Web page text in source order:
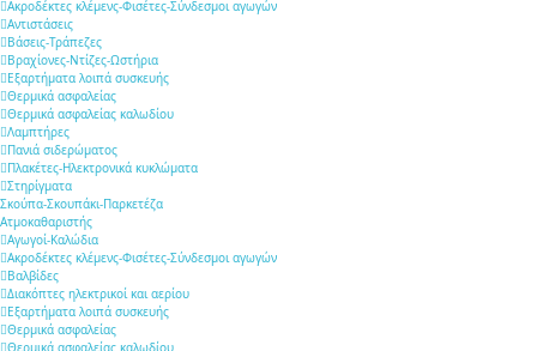
Ακροδέκτες κλέμενς-Φισέτες-Σύνδεσμοι αγωγών
Αντιστάσεις
Βάσεις-Τράπεζες
Βραχίονες-Ντίζες-Ωστήρια
Εξαρτήματα λοιπά συσκευής
Θερμικά ασφαλείας
Θερμικά ασφαλείας καλωδίου
Λαμπτήρες
Πανιά σιδερώματος
Πλακέτες-Ηλεκτρονικά κυκλώματα
Στηρίγματα
Σκούπα-Σκουπάκι-Παρκετέζα
Ατμοκαθαριστής
Αγωγοί-Καλώδια
Ακροδέκτες κλέμενς-Φισέτες-Σύνδεσμοι αγωγών
Βαλβίδες
Διακόπτες ηλεκτρικοί και αερίου
Εξαρτήματα λοιπά συσκευής
Θερμικά ασφαλείας
Θερμικά ασφαλείας καλωδίου